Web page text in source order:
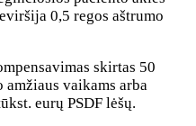
0,5 regos aštrumo
skirtas 50
vaikams arba
eurų PSDF lėšų.